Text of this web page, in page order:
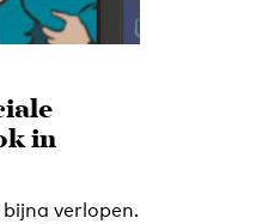
in
verlopen.